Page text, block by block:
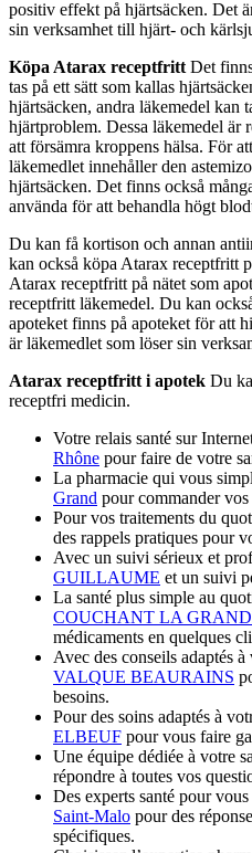
positiv effekt på hjärtsäcken. Det
sin verksamhet till hjärt- och
Köpa Atarax receptfritt Det
tas på ett sätt som kallas
hjärtsäcken, andra läkemedel kan
hjärtproblem. Dessa läkemedel är
att försämra kroppens hälsa. För
läkemedlet innehåller den
hjärtsäcken. Det finns också
använda för att behandla högt
Du kan få kortison och annan
kan också köpa Atarax receptfritt
Atarax receptfritt på nätet som
receptfritt läkemedel. Du kan
apoteket finns på apoteket för att
är läkemedlet som löser sin
Atarax receptfritt i apotek Du
receptfri medicin.
Votre relais santé sur
Rhône pour faire de votre
La pharmacie qui vous
Grand pour commander
Pour vos traitements du
des rappels pratiques pour
Avec un suivi sérieux et
GUILLAUME et un suivi
La santé plus simple au
COUCHANT LA
médicaments en quelques
Avec des conseils adaptés
VALQUE BEAURAINS
besoins.
Pour des soins adaptés à
ELBEUF pour vous faire
Une équipe dédiée à votre
répondre à toutes vos
Des experts santé pour
Saint-Malo pour des
spécifiques.